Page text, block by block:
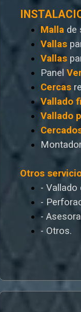
Malla de
Vallas
Vallas
Panel
Cercas
Vallado
Vallado
Otros
- Vallado
-
-
- Otros.